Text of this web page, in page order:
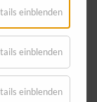
einblendenfür
einblendenfür
Statistik
einblendenfür